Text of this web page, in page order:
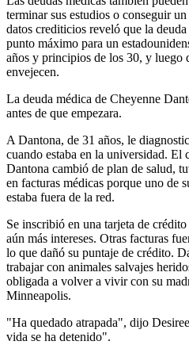
terminar sus estudios o conseguir
datos crediticios reveló que la
punto máximo para un
años y principios de los 30, y luego
envejecen.
La deuda médica de Cheyenne
antes de que empezara.
A Dantona, de 31 años, le
cuando estaba en la universidad. El
Dantona cambió de plan de salud,
en facturas médicas porque uno de
estaba fuera de la red.
Se inscribió en una tarjeta de
aún más intereses. Otras facturas
lo que dañó su puntaje de crédito.
trabajar con animales salvajes
obligada a volver a vivir con su
Minneapolis.
"Ha quedado atrapada", dijo
vida se ha detenido".